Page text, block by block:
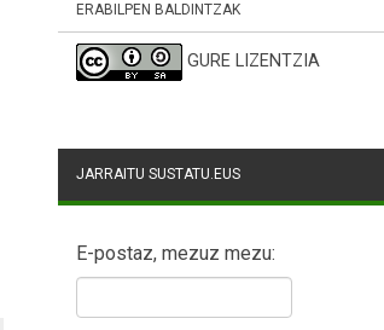
ERABILPEN BALDINTZAK
GURE LIZENTZIA
JARRAITU SUSTATU.EUS
E-postaz, mezuz mezu: